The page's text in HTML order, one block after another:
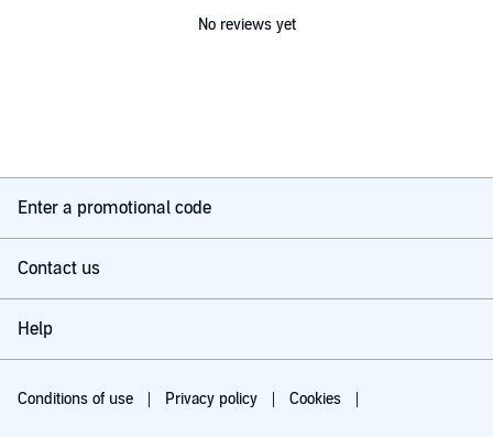
No reviews yet
Enter a promotional code
Contact us
Help
Conditions of use Privacy policy Cookies